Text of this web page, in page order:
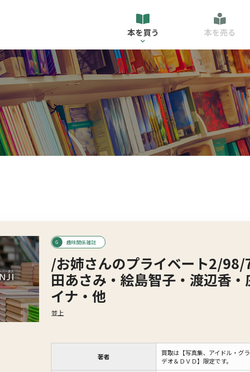
本を買う 本を売る
趣味関係雑誌
/お姉さんのプライベート2/98/
田あさみ・絵島智子・渡辺香
イナ・他
並上
著者
買取は【写真集、アイドル・グ
デオ＆ＤＶＤ】限定です。